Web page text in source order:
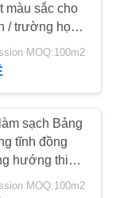
51
màu sắc cho
/ trường học /
MOQ:100m2
sạch Bảng
tĩnh đồng
hướng thiết
MOQ:100m2